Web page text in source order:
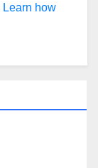
Learn how